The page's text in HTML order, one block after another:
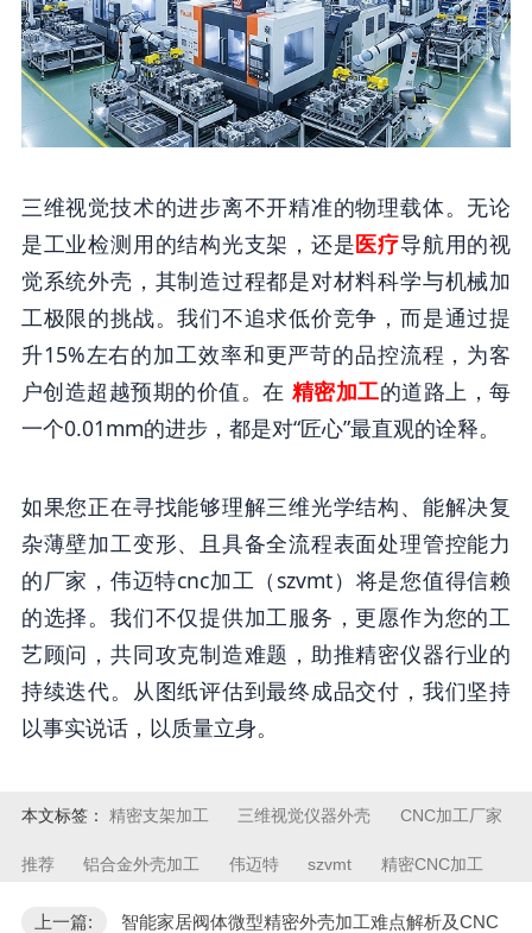
三维视觉技术的进步离不开精准的物理载体。无论
是工业检测用的结构光支架，还是医疗导航用的视
觉系统外壳，其制造过程都是对材料科学与机械加
工极限的挑战。我们不追求低价竞争，而是通过提
升15%左右的加工效率和更严苛的品控流程，为客
户创造超越预期的价值。在 精密加工的道路上，每
一个0.01mm的进步，都是对“匠心”最直观的诠释。
如果您正在寻找能够理解三维光学结构、能解决复
杂薄壁加工变形、且具备全流程表面处理管控能力
的厂家，伟迈特cnc加工（szvmt）将是您值得信赖
的选择。我们不仅提供加工服务，更愿作为您的工
艺顾问，共同攻克制造难题，助推精密仪器行业的
持续迭代。从图纸评估到最终成品交付，我们坚持
以事实说话，以质量立身。
本文标签： 精密支架加工 三维视觉仪器外壳 CNC加工厂家
推荐 铝合金外壳加工 伟迈特 szvmt 精密CNC加工
上一篇:
智能家居阀体微型精密外壳加工难点解析及CNC